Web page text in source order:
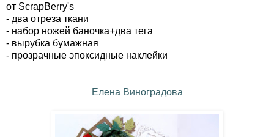
от ScrapBerry's
- два отреза ткани
- набор ножей баночка+два тега
- вырубка бумажная
- прозрачные эпоксидные наклейки
Елена Виноградова